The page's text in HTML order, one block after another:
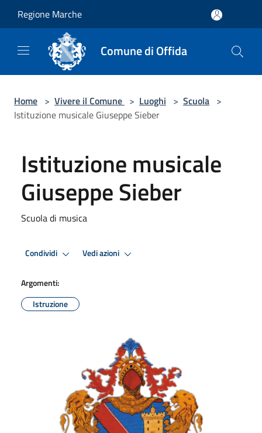
Regione Marche
Comune di Offida
Home > Vivere il Comune > Luoghi > Scuola >
Istituzione musicale Giuseppe Sieber
Istituzione musicale
Giuseppe Sieber
Scuola di musica
Condividi Vedi azioni
Argomenti:
Istruzione